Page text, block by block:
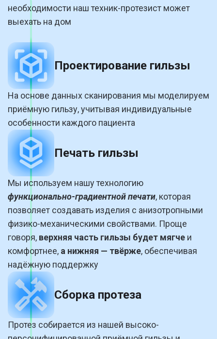
необходимости наш техник-протезист может
выехать на дом
Проектирование гильзы
На основе данных сканирования мы моделируем
приёмную гильзу, учитывая индивидуальные
особенности каждого пациента
Печать гильзы
Мы используем нашу технологию
функционально-градиентной печати, которая
позволяет создавать изделия с анизотропными
физико-механическими свойствами. Проще
говоря, верхняя часть гильзы будет мягче и
комфортнее, а нижняя — твёрже, обеспечивая
надёжную поддержку
Сборка протеза
Протез собирается из нашей высоко-